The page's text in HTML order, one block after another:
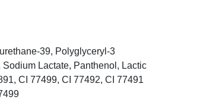
39, Polyglyceryl-3
Lactate, Panthenol, Lactic
CI 77499, CI 77492, CI 77491